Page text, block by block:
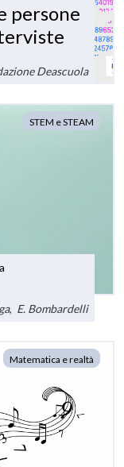
persone
Deascuola
STEM e STEAM
, E. Bombardelli
Matematica e realtà